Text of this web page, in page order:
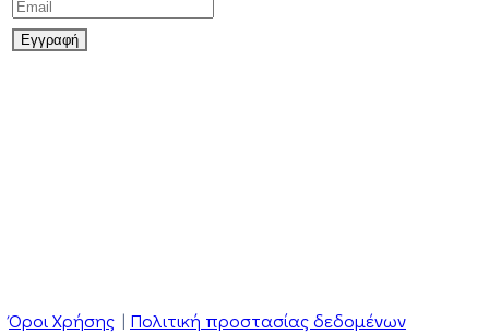
Όροι Χρήσης | Πολιτική προστασίας δεδομένων